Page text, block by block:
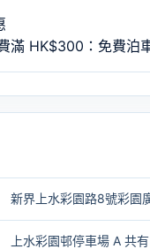
滿 HK$300：免費泊
新界上水彩園路8號彩園
上水彩園邨停車場 A 共